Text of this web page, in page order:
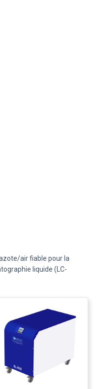
air fiable pour la
liquide (LC-